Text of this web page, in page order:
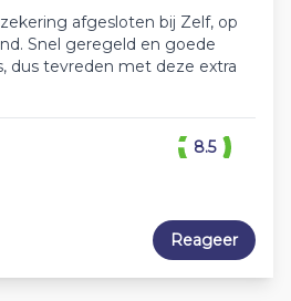
afgesloten bij Zelf, op
Snel geregeld en goede
dus tevreden met deze extra
8.5
Reageer